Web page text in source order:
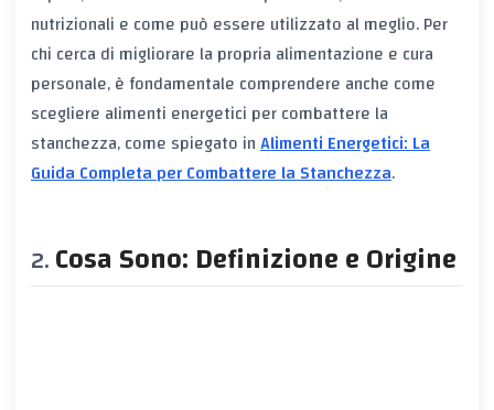
nutrizionali e come può essere utilizzato al meglio. Per
chi cerca di migliorare la propria alimentazione e cura
personale, è fondamentale comprendere anche come
scegliere alimenti energetici per combattere la
stanchezza, come spiegato inAlimenti Energetici: La
Guida Completa per Combattere la Stanchezza.
Cosa Sono: Definizione e Origine